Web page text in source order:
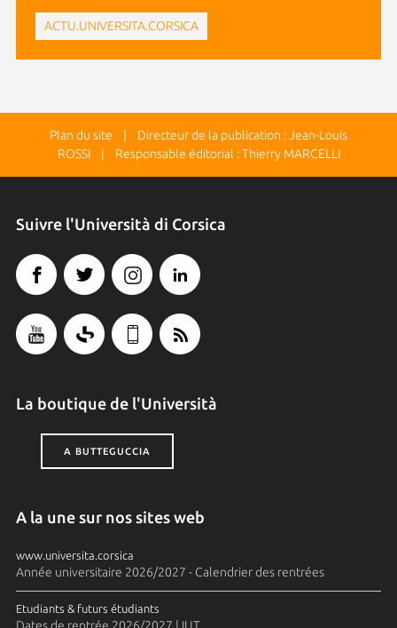
ACTU.UNIVERSITA.CORSICA
Plan du site | Directeur de la publication : Jean-Louis
ROSSI | Responsable éditorial : Thierry MARCELLI
Suivre l'Università di Corsica
La boutique de l'Università
A BUTTEGUCCIA
A la une sur nos sites web
www.universita.corsica
Année universitaire 2026/2027 - Calendrier des rentrées
Etudiants & futurs étudiants